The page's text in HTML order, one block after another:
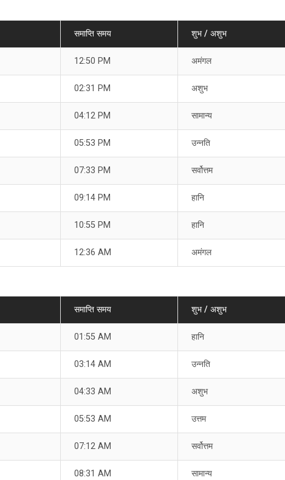
समाप्ति समय शुभ / अशुभ
12:50 PM अमंगल
02:31 PM अशुभ
04:12 PM सामान्य
05:53 PM उन्नति
07:33 PM सर्वोत्तम
09:14 PM हानि
10:55 PM हानि
12:36 AM अमंगल
समाप्ति समय शुभ / अशुभ
01:55 AM हानि
03:14 AM उन्नति
04:33 AM अशुभ
05:53 AM उत्तम
07:12 AM सर्वोत्तम
08:31 AM सामान्य